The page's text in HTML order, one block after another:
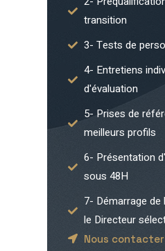
transition
3- Tests de
4- Entretiens
d'évaluation
5- Prises de
meilleurs profils
6- Présentation
sous 48H
7- Démarrage
le Directeur
Nous contacter